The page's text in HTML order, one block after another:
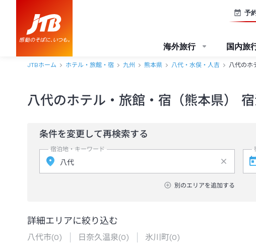
予
海外旅行 国内旅
JTBホーム ホテル・旅館・宿 九州 熊本県 八代・水俣・人吉 八代のホ
八代のホテル・旅館・宿（熊本県）
条件を変更して再検索する
宿泊地・キーワード
別のエリアを追加する
詳細エリアに絞り込む
八代市(0) 日奈久温泉(0) 氷川町(0)